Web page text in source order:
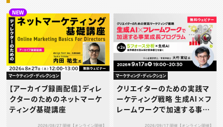
NEW
マーケティング・ディレクション
【アーカイブ録画配信】ディレ
クターのためのネットマーケ
ティング基礎講座
2026/08/27 開催【オンライン開催】
マーケティング・ディレクション
クリエイターのための実践マ
ーケティング戦略 生成AI×フ
レームワークで加速する事業
2026/09/17 開催【オンライン開催】